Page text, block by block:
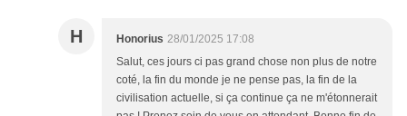
H Honorius 28/01/2025 17:08
Salut, ces jours ci pas grand chose non plus de notre
coté, la fin du monde je ne pense pas, la fin de la
civilisation actuelle, si ça continue ça ne m'étonnerait